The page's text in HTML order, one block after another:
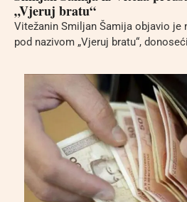
„Vjeruj bratu“
Vitežanin Smiljan Šamija objavio je
pod nazivom „Vjeruj bratu“,